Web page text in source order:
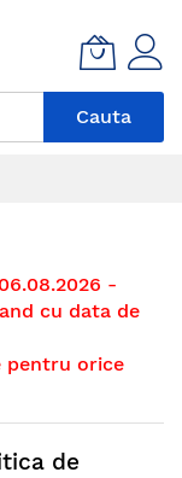
Cauta
-
cu data de
pentru orice
de